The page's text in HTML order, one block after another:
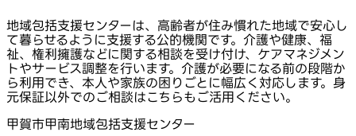
地域包括支援センターは、高齢者が住み慣れた地域で安心し
て暮らせるように支援する公的機関です。介護や健康、福
祉、権利擁護などに関する相談を受け付け、ケアマネジメン
トやサービス調整を行います。介護が必要になる前の段階か
ら利用でき、本人や家族の困りごとに幅広く対応します。身
元保証以外でのご相談はこちらもご活用ください。
甲賀市甲南地域包括支援センター